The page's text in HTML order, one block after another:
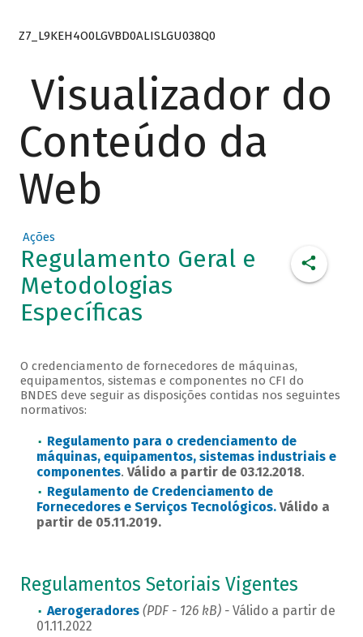
Z7_L9KEH4O0LGVBD0ALISLGU038Q0
Visualizador do
Conteúdo da
Web
Ações
Regulamento Geral e
Metodologias
Específicas
O credenciamento de fornecedores de máquinas,
equipamentos, sistemas e componentes no CFI do
BNDES deve seguir as disposições contidas nos seguintes
normativos:
Regulamento para o credenciamento de
máquinas, equipamentos, sistemas industriais e
componentes. Válido a partir de 03.12.2018.
Regulamento de Credenciamento de
Fornecedores e Serviços Tecnológicos. Válido a
partir de 05.11.2019.
Regulamentos Setoriais Vigentes
Aerogeradores (PDF - 126 kB) - Válido a partir de
01.11.2022